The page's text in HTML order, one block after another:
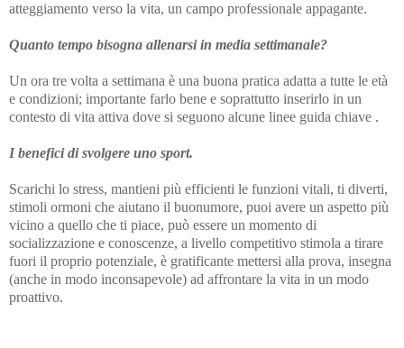
atteggiamento verso la vita, un campo professionale appagante.
Quanto tempo bisogna allenarsi in media settimanale?
Un ora tre volta a settimana è una buona pratica adatta a tutte le età
e condizioni; importante farlo bene e soprattutto inserirlo in un
contesto di vita attiva dove si seguono alcune linee guida chiave .
I benefici di svolgere uno sport.
Scarichi lo stress, mantieni più efficienti le funzioni vitali, ti diverti,
stimoli ormoni che aiutano il buonumore, puoi avere un aspetto più
vicino a quello che ti piace, può essere un momento di
socializzazione e conoscenze, a livello competitivo stimola a tirare
fuori il proprio potenziale, è gratificante mettersi alla prova, insegna
(anche in modo inconsapevole) ad affrontare la vita in un modo
proattivo.